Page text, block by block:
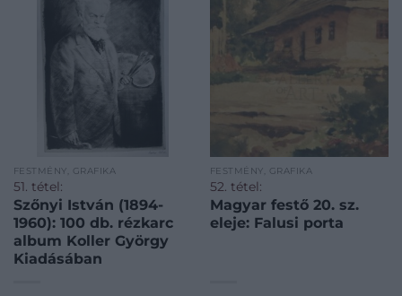
FESTMÉNY, GRAFIKA
51. tétel:
Szőnyi István (1894-
1960): 100 db. rézkarc
album Koller György
Kiadásában
FESTMÉNY, GRAFIKA
52. tétel:
Magyar festő 20. sz.
eleje: Falusi porta